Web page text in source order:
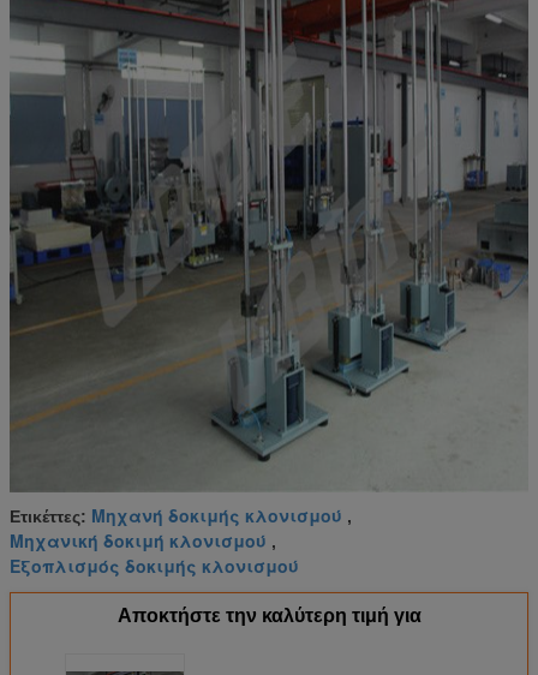
Ετικέττες: Μηχανή δοκιμής κλονισμού ,
Μηχανική δοκιμή κλονισμού ,
Εξοπλισμός δοκιμής κλονισμού
Αποκτήστε την καλύτερη τιμή για